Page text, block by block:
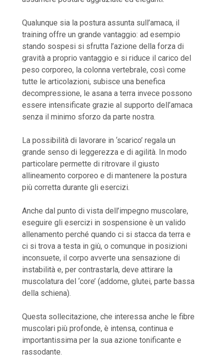
Qualunque sia la postura assunta sull’amaca, il
training offre un grande vantaggio: ad esempio
stando sospesi si sfrutta l’azione della forza di
gravità a proprio vantaggio e si riduce il carico del
peso corporeo, la colonna vertebrale, così come
tutte le articolazioni, subisce una benefica
decompressione, le asana a terra invece possono
essere intensificate grazie al supporto dell’amaca
senza il minimo sforzo da parte nostra.
La possibilità di lavorare in ‘scarico’ regala un
grande senso di leggerezza e di agilità. In modo
particolare permette di ritrovare il giusto
allineamento corporeo e di mantenere la postura
più corretta durante gli esercizi.
Anche dal punto di vista dell’impegno muscolare,
eseguire gli esercizi in sospensione è un valido
allenamento perché quando ci si stacca da terra e
ci si trova a testa in giù, o comunque in posizioni
inconsuete, il corpo avverte una sensazione di
instabilità e, per contrastarla, deve attirare la
muscolatura del ‘core’ (addome, glutei, parte bassa
della schiena).
Questa sollecitazione, che interessa anche le fibre
muscolari più profonde, è intensa, continua e
importantissima per la sua azione tonificante e
rassodante.